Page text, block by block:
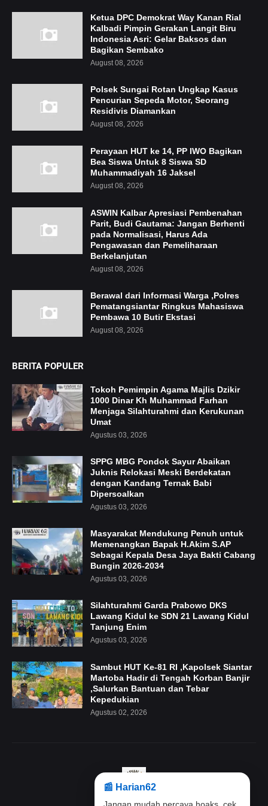
📰 Harian62
Ketua DPC Demokrat Way Kanan Rial
Kalbadi Pimpin Gerakan Langit Biru
Indonesia Asri: Gelar Baksos dan
Bagikan Sembako
August 08, 2026
Polsek Sungai Rotan Ungkap Kasus
Pencurian Sepeda Motor, Seorang
Residivis Diamankan
August 08, 2026
Perayaan HUT ke 14, PP IWO Bagikan
Bea Siswa Untuk 8 Siswa SD
Muhammadiyah 16 Jaksel
August 08, 2026
ASWIN Kalbar Apresiasi Pembenahan
Parit, Budi Gautama: Jangan Berhenti
pada Normalisasi, Harus Ada
Pengawasan dan Pemeliharaan
Berkelanjutan
August 08, 2026
Berawal dari Informasi Warga ,Polres
Pematangsiantar Ringkus Mahasiswa
Pembawa 10 Butir Ekstasi
August 08, 2026
BERITA POPULER
Tokoh Pemimpin Agama Majlis Dzikir
1000 Dinar Kh Muhammad Farhan
Menjaga Silahturahmi dan Kerukunan
Umat
Agustus 03, 2026
SPPG MBG Pondok Sayur Abaikan
Juknis Relokasi Meski Berdekatan
dengan Kandang Ternak Babi
Dipersoalkan
Agustus 03, 2026
Masyarakat Mendukung Penuh untuk
Memenangkan Bapak H.Akim S.AP
Sebagai Kepala Desa Jaya Bakti Cabang
Bungin 2026-2034
Agustus 03, 2026
Silahturahmi Garda Prabowo DKS
Lawang Kidul ke SDN 21 Lawang Kidul
Tanjung Enim
Agustus 03, 2026
Sambut HUT Ke-81 RI ,Kapolsek Siantar
Martoba Hadir di Tengah Korban Banjir
,Salurkan Bantuan dan Tebar
Kepedukian
Agustus 02, 2026